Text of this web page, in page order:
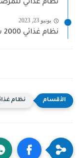
نظام غذائي
يونيو 23, 2023
نظام غذائي 2000 سعرة حرارية
نظام